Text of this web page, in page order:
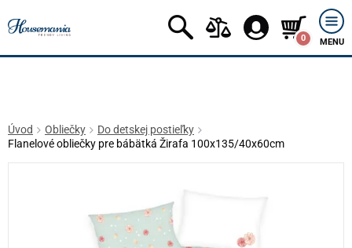
0 MENU
Úvod Obliečky
Do detskej postieľky
Flanelové obliečky pre bábätká Žirafa 100x135/40x60cm